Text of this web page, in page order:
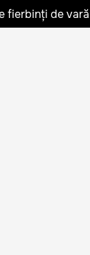
fierbinți de